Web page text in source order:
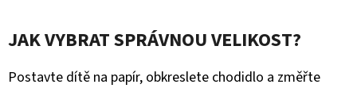
JAK VYBRAT SPRÁVNOU VELIKOST?
Postavte dítě na papír, obkreslete chodidlo a změřte